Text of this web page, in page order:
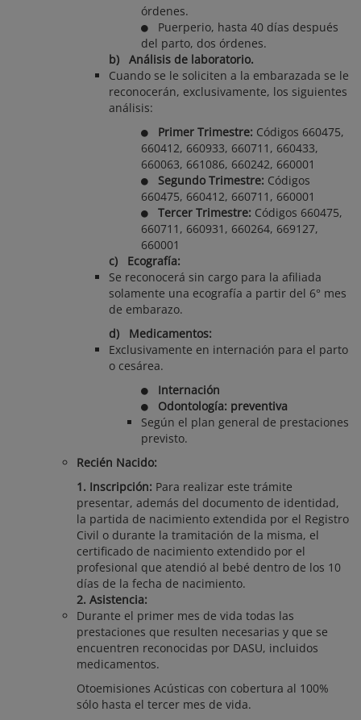
órdenes.
Puerperio, hasta 40 días después
del parto, dos órdenes.
b) Análisis de laboratorio.
Cuando se le soliciten a la embarazada se le
reconocerán, exclusivamente, los siguientes
análisis:
Primer Trimestre: Códigos 660475,
660412, 660933, 660711, 660433,
660063, 661086, 660242, 660001
Segundo Trimestre: Códigos
660475, 660412, 660711, 660001
Tercer Trimestre: Códigos 660475,
660711, 660931, 660264, 669127,
660001
c) Ecografía:
Se reconocerá sin cargo para la afiliada
solamente una ecografía a partir del 6° mes
de embarazo.
d) Medicamentos:
Exclusivamente en internación para el parto
o cesárea.
Internación
Odontología: preventiva
Según el plan general de prestaciones
previsto.
Recién Nacido:
1. Inscripción: Para realizar este trámite
presentar, además del documento de identidad,
la partida de nacimiento extendida por el Registro
Civil o durante la tramitación de la misma, el
certificado de nacimiento extendido por el
profesional que atendió al bebé dentro de los 10
días de la fecha de nacimiento.
2. Asistencia:
Durante el primer mes de vida todas las
prestaciones que resulten necesarias y que se
encuentren reconocidas por DASU, incluidos
medicamentos.
Otoemisiones Acústicas con cobertura al 100%
sólo hasta el tercer mes de vida.